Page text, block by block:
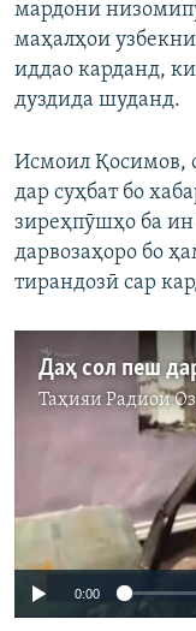
мардони
маҳалҳои
иддао карданд,
дуздида шуданд.
Исмоил Қосимов,
дар суҳбат бо
зиреҳпӯшҳо ба
дарвозаҳоро бо
тирандозӣ сар
Таҳияи Радиои
0:00